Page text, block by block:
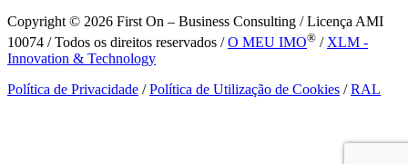
Copyright © 2026 First On – Business Consulting / Licença AMI
10074 / Todos os direitos reservados /O MEU IMO® / XLM -
Innovation & Technology
Política de Privacidade /Política de Utilização de Cookies /RAL